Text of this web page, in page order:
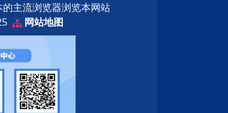
主流浏览器浏览本网站
网站地图